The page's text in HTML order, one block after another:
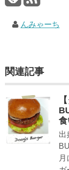
んみゃーち
関連記事
食
出